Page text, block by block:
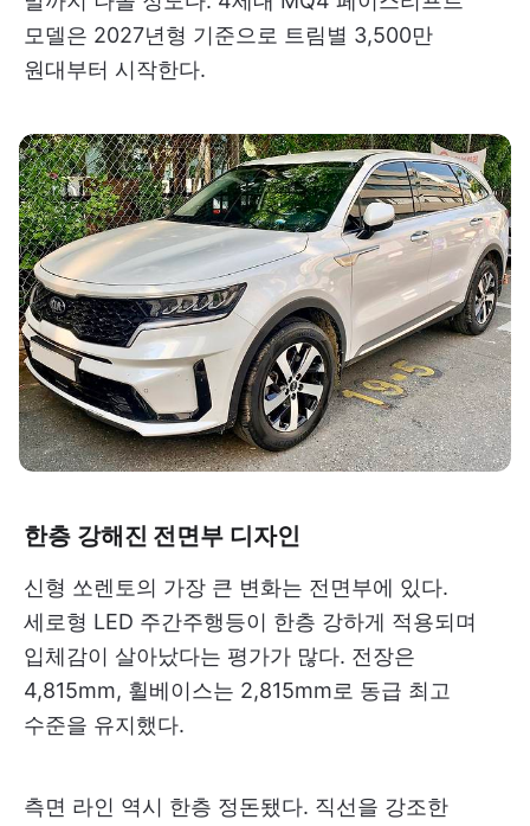
모델은 2027년형 기준으로 트림별 3,500만
원대부터 시작한다.
한층 강해진 전면부 디자인
신형 쏘렌토의 가장 큰 변화는 전면부에 있다.
세로형 LED 주간주행등이 한층 강하게 적용되며
입체감이 살아났다는 평가가 많다. 전장은
4,815mm, 휠베이스는 2,815mm로 동급 최고
수준을 유지했다.
측면 라인 역시 한층 정돈됐다. 직선을 강조한